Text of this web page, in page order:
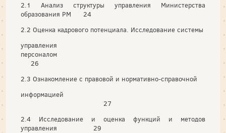
2.1 Анализ структуры управления Министерства
образования РМ 24
2.2 Оценка кадрового потенциала. Исследование системы
управления
персоналом
26
2.3 Ознакомление с правовой и нормативно-справочной
информацией
27
2.4 Исследование и оценка функций и методов
управления 29